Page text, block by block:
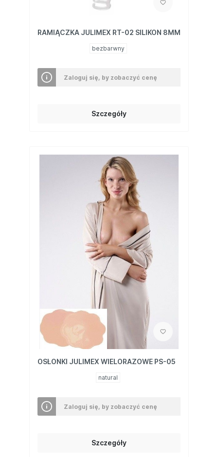
RAMIĄCZKA JULIMEX RT-02 SILIKON 8MM
bezbarwny
Zaloguj się, by zobaczyć cenę
Szczegóły
OSŁONKI JULIMEX WIELORAZOWE PS-05
natural
Zaloguj się, by zobaczyć cenę
Szczegóły